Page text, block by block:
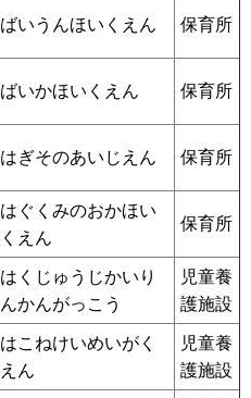
ばいうんほいくえん 保育所
ばいかほいくえん 保育所
はぎそのあいじえん 保育所
はぐくみのおかほい
くえん
保育所
はくじゅうじかいり
んかんがっこう
児童養
護施設
はこねけいめいがく
えん
児童養
護施設